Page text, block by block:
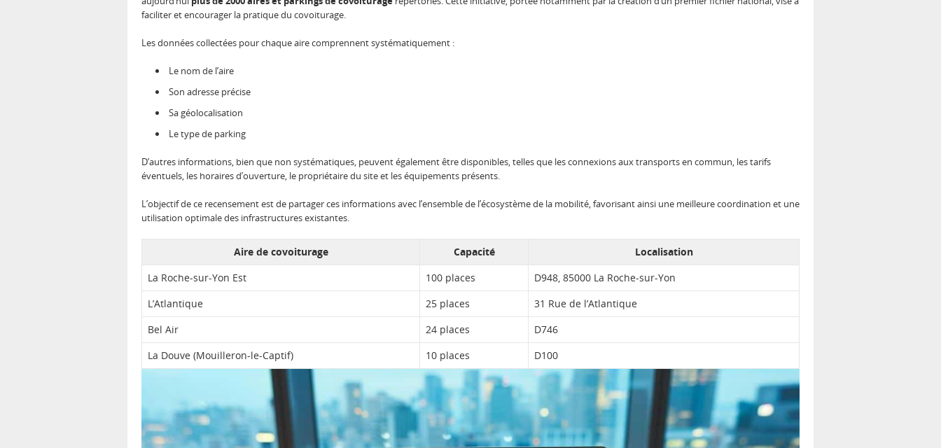
faciliter et encourager la pratique du covoiturage.
Les données collectées pour chaque aire comprennent systématiquement :
Le nom de l’aire
Son adresse précise
Sa géolocalisation
Le type de parking
D’autres informations, bien que non systématiques, peuvent également être disponibles, telles que les connexions aux transports en commun, les tarifs
éventuels, les horaires d’ouverture, le propriétaire du site et les équipements présents.
L’objectif de ce recensement est de partager ces informations avec l’ensemble de l’écosystème de la mobilité, favorisant ainsi une meilleure coordination et une
utilisation optimale des infrastructures existantes.
Aire de covoiturage Capacité
Localisation
La Roche-sur-Yon Est
100 places
D948, 85000 La Roche-sur-Yon
L’Atlantique
25 places
31 Rue de l’Atlantique
Bel Air
24 places
D746
La Douve (Mouilleron-le-Captif)
10 places D100